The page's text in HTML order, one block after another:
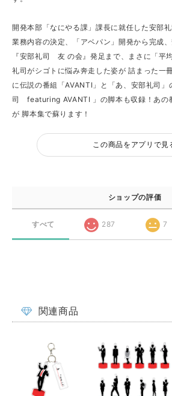
開発本部「なにやる課」課長に就任した安部礼
業務内容の決定、「アベパン」開発から完成
『安部礼司 友 の会』発足まで、まさに「平
礼司がシゴトに悩み奔走した姿が 詰まった一
に伝説の番組「AVANTI」と「あ、安部礼司」
司 featuring AVANTI 」の脚本も収録！あの
が 脚本集で蘇ります！
この商品をアプリで見
ショップの評価
すべて 287 7
関連商品